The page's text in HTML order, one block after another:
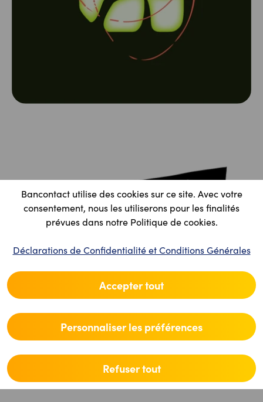
Bancontact utilise des cookies sur ce site. Avec votre
consentement, nous les utiliserons pour les finalités
prévues dans notre Politique de cookies.
Déclarations de Confidentialité et Conditions Générales
Accepter tout
Personnaliser les préférences
Refuser tout